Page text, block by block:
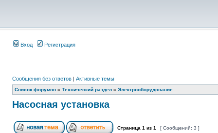
Вход Регистрация
Сообщения без ответов | Активные темы
Список форумов » Технический раздел » Электрооборудование
Насосная установка
Страница 1 из 1 [ Сообщений: 3 ]